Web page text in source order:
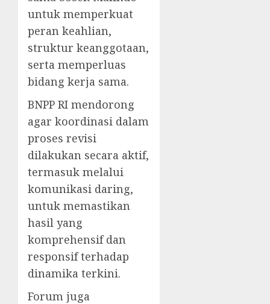
untuk memperkuat
peran keahlian,
struktur keanggotaan,
serta memperluas
bidang kerja sama.
BNPP RI mendorong
agar koordinasi dalam
proses revisi
dilakukan secara aktif,
termasuk melalui
komunikasi daring,
untuk memastikan
hasil yang
komprehensif dan
responsif terhadap
dinamika terkini.
Forum juga